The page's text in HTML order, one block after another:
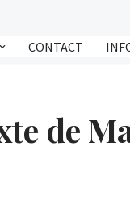
CONTACT
de